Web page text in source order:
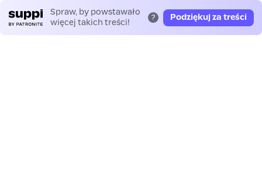
Spraw, by powstawało
więcej takich treści!
? Podziękuj za treści